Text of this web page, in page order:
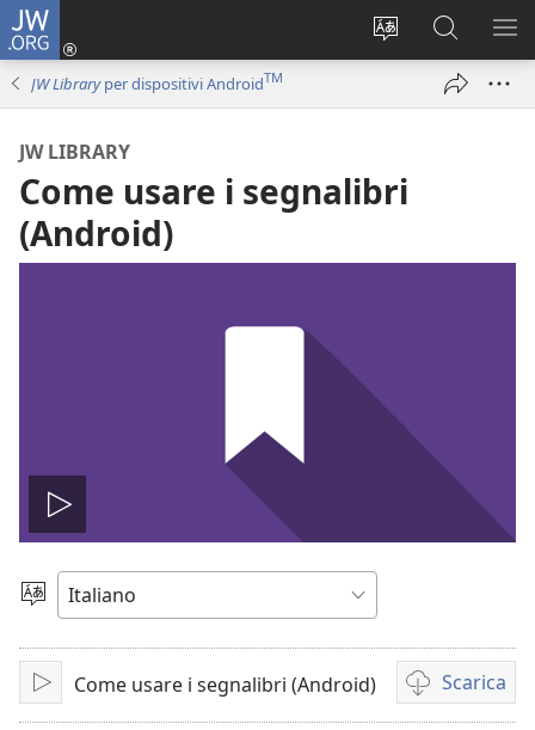
JW.ORG
Modificare
Accedi
(apre
Cerca
in
JW.ORG
JW Libraryper dispositivi AndroidTM
JW LIBRARY
Come usare i segnalibri
(Android)
Play
Scegli
lingua
PlayCome usare i segnalibri (Android) Scarica
Opzioni
per